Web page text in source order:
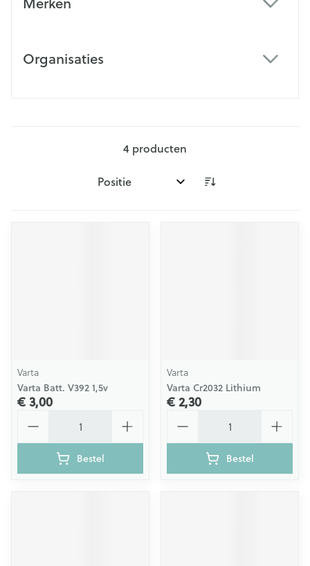
Organisaties
4 producten
Sorteer op:
Varta
Varta Batt. V392 1,5v
€ 3,00
Bestel
Varta
Varta Cr2032 Lithium
€ 2,30
Bestel